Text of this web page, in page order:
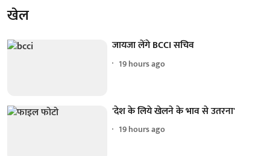
खेल
जायजा लेंगे BCCI सचिव
19 hours ago
'देश के लिये खेलने के भाव से उतरना'
19 hours ago